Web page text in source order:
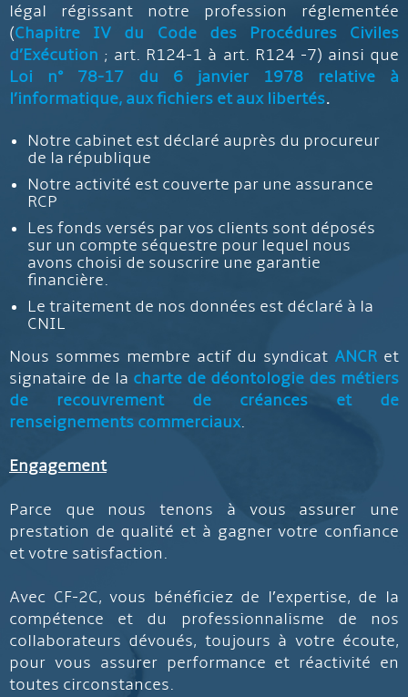
légal régissant notre profession réglementée
(Chapitre IV du Code des Procédures Civiles
d’Exécution ; art. R124-1 à art. R124 -7) ainsi que
Loi n° 78-17 du 6 janvier 1978 relative à
l’informatique, aux fichiers et aux libertés.
Notre cabinet est déclaré auprès du procureur
de la république
Notre activité est couverte par une assurance
RCP
Les fonds versés par vos clients sont déposés
sur un compte séquestre pour lequel nous
avons choisi de souscrire une garantie
financière.
Le traitement de nos données est déclaré à la
CNIL
Nous sommes membre actif du syndicat ANCR et
signataire de la charte de déontologie des métiers
de recouvrement de créances et de
renseignements commerciaux.
Engagement
Parce que nous tenons à vous assurer une
prestation de qualité et à gagner votre confiance
et votre satisfaction.
Avec CF-2C, vous bénéficiez de l’expertise, de la
compétence et du professionnalisme de nos
collaborateurs dévoués, toujours à votre écoute,
pour vous assurer performance et réactivité en
toutes circonstances.